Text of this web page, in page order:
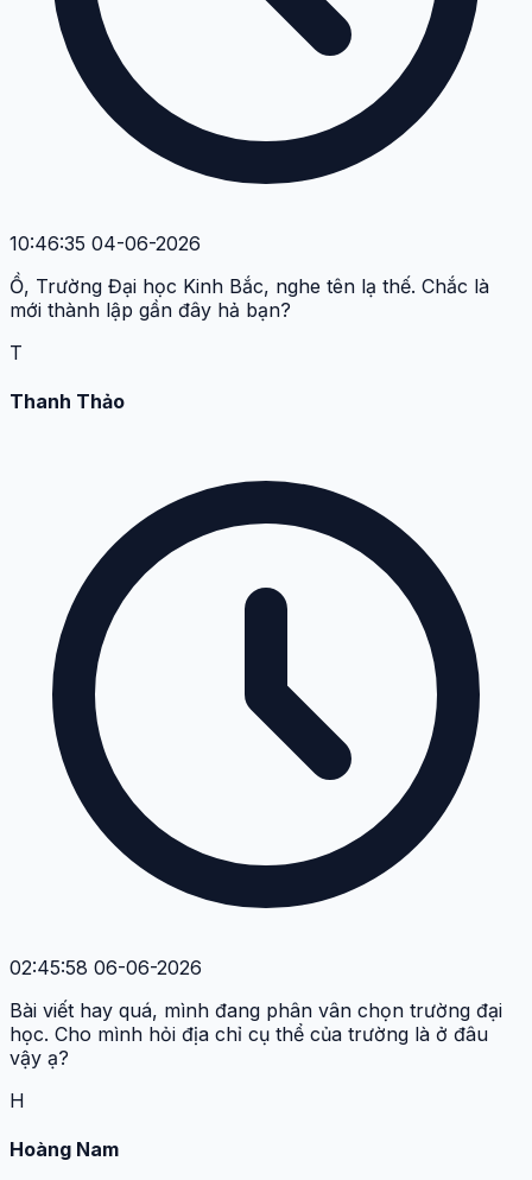
10:46:35 04-06-2026
Ồ, Trường Đại học Kinh Bắc, nghe tên lạ thế. Chắc là
mới thành lập gần đây hả bạn?
T
Thanh Thảo
02:45:58 06-06-2026
Bài viết hay quá, mình đang phân vân chọn trường đại
học. Cho mình hỏi địa chỉ cụ thể của trường là ở đâu
vậy ạ?
H
Hoàng Nam